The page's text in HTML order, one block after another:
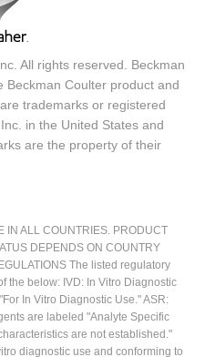
All rights reserved. Beckman
Beckman Coulter product and
trademarks or registered
in the United States and
are the property of their
IN ALL COUNTRIES. PRODUCT
DEPENDS ON COUNTRY
The listed regulatory
the below: IVD: In Vitro Diagnostic
In Vitro Diagnostic Use." ASR:
are labeled "Analyte Specific
are not established."
diagnostic use and conforming to